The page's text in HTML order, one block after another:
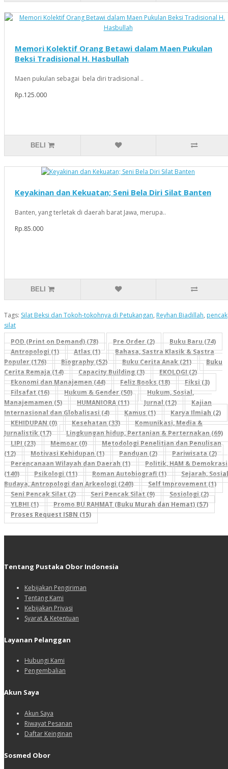
Memori Kolektif Orang Betawi dalam Maen Pukulan
Beksi Tradisional H. Hasbullah
Maen pukulan sebagai bela diri tradisional ..
Rp.125.000
BELI
Keyakinan dan Kekuatan; Seni Bela Diri Silat Banten
Banten, yang terletak di daerah barat Jawa, merupa..
Rp.85.000
BELI
Tags: Silat Beksi dan Tokoh-tokohnya di Petukangan, Reyhan Biadillah, pencak
silat
POD (Print on Demand) (78)
Pre Order (2)
Buku Baru (74)
Antropologi (1)
Atlas (1)
Bahasa, Sastra Klasik & Sastra
Populer (176)
Biography (52) Buku Cerita Anak (21)
Buku
Cerita Remaja (14)
Capacity Building (3)
EKOLOGI (2)
Ekonomi dan Manajemen (44)
Feliz Books (18)
Fiksi (3)
Filsafat (16)
Hukum & Gender (50)
Hukum, Sosial,
Manajemamen (5)
HUMANIORA (11) Jurnal (12)
Kajian
Internasional dan Globalisasi (4)
Kamus (1)
Karya Ilmiah (2)
KEHIDUPAN (0)
Kesehatan (33)
Komunikasi, Media &
Jurnalistik (17)
Lingkungan hidup, Pertanian & Perternakan (69)
LIPI (23)
Memoar (0)
Metodologi Penelitian dan Penulisan
(12)
Motivasi Kehidupan (1) Panduan (2)
Pariwisata (2)
Perencanaan Wilayah dan Daerah (1)
Politik, HAM & Demokrasi
(140)
Psikologi (11) Roman Autobiografi (1)
Sejarah,
Budaya, Antropologi dan Arkeologi (240)
Self Improvement (1)
Seni Pencak Silat (2)
Seri Pencak Silat (9)
Sosiologi (2)
YLBHI (1)
Promo BU RAHMAT (Buku Murah dan Hemat) (57)
Proses Request ISBN (15)
Tentang Pustaka Obor Indonesia
Kebijakan Pengiriman
Tentang Kami
Kebijakan Privasi
Syarat & Ketentuan
Layanan Pelanggan
Hubungi Kami
Pengembalian
Akun Saya
Akun Saya
Riwayat Pesanan
Daftar Keinginan
Sosmed Obor